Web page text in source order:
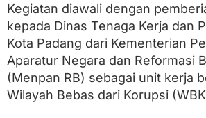
r
i
P
e
n
g
h
a
Kegiatan diawali dengan
kepada Dinas Tenaga Kerja dan
Kota Padang dari Kementerian
Aparatur Negara dan Reformasi
(Menpan RB) sebagai unit kerja
Wilayah Bebas dari Korupsi